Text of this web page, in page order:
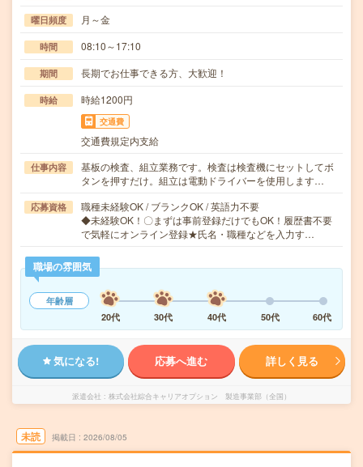
曜日頻度 月～金
時間 08:10～17:10
期間 長期でお仕事できる方、大歓迎！
時給 時給1200円
交通費
交通費規定内支給
仕事内容
基板の検査、組立業務です。検査は検査機にセットしてボ
タンを押すだけ。組立は電動ドライバーを使用します…
応募資格
職種未経験OK / ブランクOK / 英語力不要
◆未経験OK！〇まずは事前登録だけでもOK！履歴書不要
で気軽にオンライン登録★氏名・職種などを入力す…
職場の雰囲気
年齢層
20代
30代 40代 50代 60代
気になる! 応募へ進む 詳しく見る
派遣会社 株式会社綜合キャリアオプション 製造事業部（全国）
未読 掲載日 2026/08/05